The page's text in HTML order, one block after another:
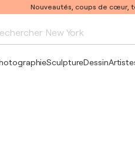
Nouveautés, coups de cœur,
New York
SculptureDessin